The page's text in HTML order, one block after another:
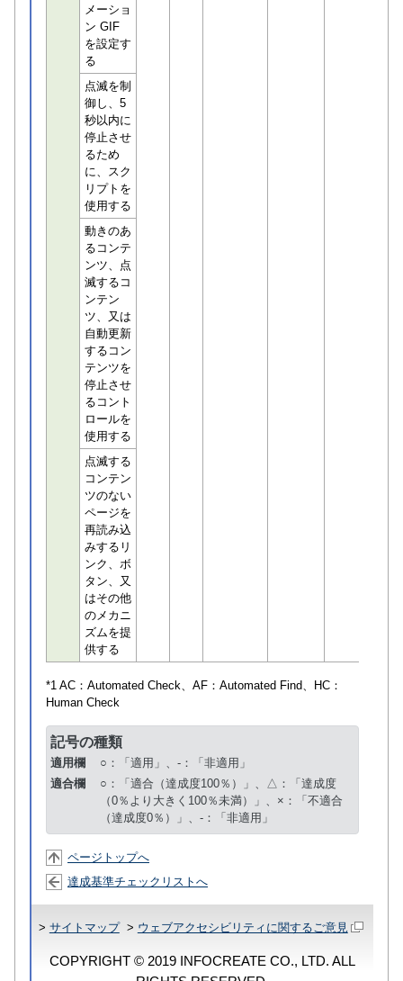
メーショ
ン GIF
を設定す
る
点滅を制
御し、5
秒以内に
停止させ
るため
に、スク
リプトを
使用する
動きのあ
るコンテ
ンツ、点
滅するコ
ンテン
ツ、又は
自動更新
するコン
テンツを
停止させ
るコント
ロールを
使用する
点滅する
コンテン
ツのない
ページを
再読み込
みするリ
ンク、ボ
タン、又
はその他
のメカニ
ズムを提
供する
*1 AC： Automated Check、AF： Automated Find、HC：
Human Check
記号の種類
適用欄
○：「適用」、-：「非適用」
適合欄
○：「適合（達成度100％）」、△：「達成度
（0％より大きく100％未満）」、×：「不適合
（達成度0％）」、-：「非適用」
ページトップへ
達成基準チェックリストへ
> サイトマップ> ウェブアクセシビリティに関するご意見
COPYRIGHT © 2019 INFOCREATE CO., LTD. ALL